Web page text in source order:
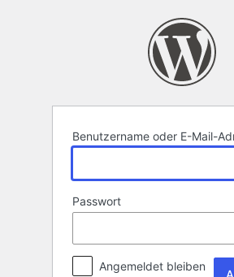
Benutzername oder E-Mail-
Passwort
Angemeldet bleiben